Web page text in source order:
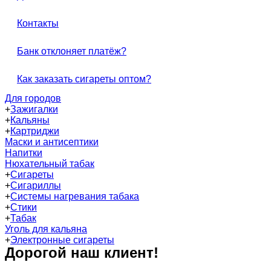
Контакты
Банк отклоняет платёж?
Как заказать сигареты оптом?
Для городов
+Зажигалки
+Кальяны
+Картриджи
Маски и антисептики
Напитки
Нюхательный табак
+Сигареты
+Сигариллы
+Системы нагревания табака
+Стики
+Табак
Уголь для кальяна
+Электронные сигареты
Дорогой наш клиент!